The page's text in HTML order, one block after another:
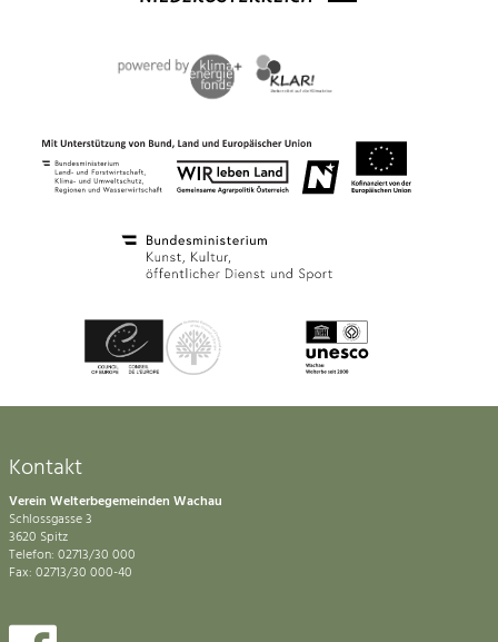
Kontakt
Verein Welterbegemeinden Wachau
Schlossgasse 3
3620 Spitz
Telefon: 02713/30 000
Fax: 02713/30 000-40